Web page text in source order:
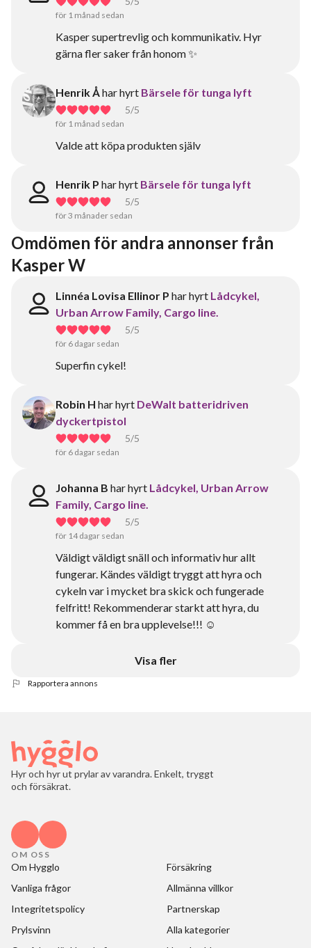
för 1 månad sedan
Kasper supertrevlig och kommunikativ. Hyr
gärna fler saker från honom ✨
Henrik Åhar hyrt Bärsele för tunga lyft
5/5
för 1 månad sedan
Valde att köpa produkten själv
Henrik P har hyrt Bärsele för tunga lyft
5/5
för 3 månader sedan
Omdömen för andra annonser från
Kasper W
Linnéa Lovisa Ellinor P har hyrt Lådcykel,
Urban Arrow Family, Cargo line.
5/5
för 6 dagar sedan
Superfin cykel!
Robin H har hyrt DeWalt batteridriven
dyckertpistol
5/5
för 6 dagar sedan
Johanna B har hyrt Lådcykel, Urban Arrow
Family, Cargo line.
5/5
för 14 dagar sedan
Väldigt väldigt snäll och informativ hur allt
fungerar. Kändes väldigt tryggt att hyra och
cykeln var i mycket bra skick och fungerade
felfritt! Rekommenderar starkt att hyra, du
kommer få en bra upplevelse!!! ☺️
Visa fler
Rapportera annons
Hyr och hyr ut prylar av varandra. Enkelt, tryggt
och försäkrat.
OM OSS
Om Hygglo
Försäkring
Vanliga frågor
Allmänna villkor
Integritetspolicy
Partnerskap
Prylsvinn
Alla kategorier